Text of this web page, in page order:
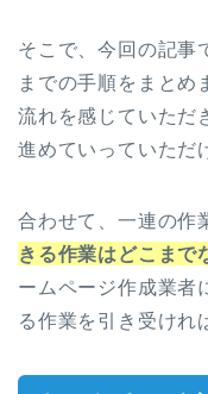
そこで、今回の記事
までの手順をまとめ
流れを感じていただ
進めていっていただ
合わせて、一連の作
きる作業はどこまで
ームページ作成業者
る作業を引き受けれ